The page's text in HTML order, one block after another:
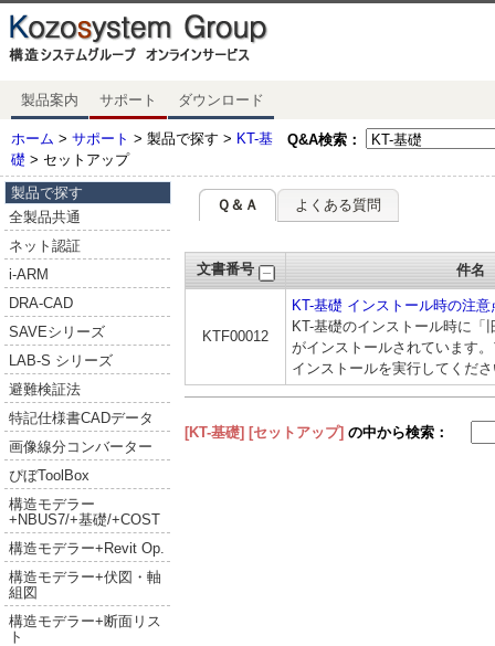
製品案内 サポート ダウンロード
Q&A検索：
ホーム > サポート > 製品で探す > KT-基
礎 > セットアップ
製品で探す
全製品共通
ネット認証
i-ARM
DRA-CAD
SAVEシリーズ
LAB-S シリーズ
避難検証法
特記仕様書CADデータ
画像線分コンバーター
ぴぼToolBox
構造モデラー
+NBUS7/+基礎/+COST
構造モデラー+Revit Op.
構造モデラー+伏図・軸
組図
構造モデラー+断面リス
ト
Ｑ＆Ａ よくある質問
文書番号 件名
KTF00012
KT-基礎 インストール時の注意
KT-基礎のインストール時に「
がインストールされています
インストールを実行してくだ
[KT-基礎] [セットアップ] の中から検索：